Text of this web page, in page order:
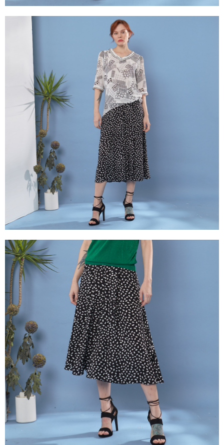
３．未成年的使用者請事先徵得法定代理人或監護人之同意方可使用
４．使用「AFTEE先享後付」時，將依據個別帳號之用戶狀況，依本公司即
時審查核予不同之上限額度；若仍有額度不足之情形，本公司將視審查結果
請求用戶進行身份認證。
５．嚴禁一人註冊多個帳號或使用他人資訊註冊。若發現惡意使用之情形，
恩沛科技股份有限公司將有權停止該用戶之使用額度並採取法律行動。